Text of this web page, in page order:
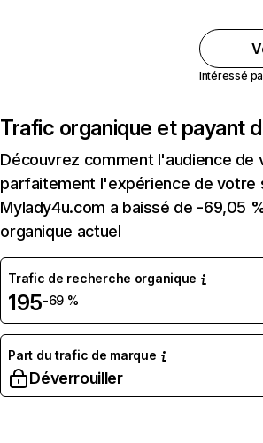
Intéressé
Trafic organique et payant
Découvrez comment l'audience
parfaitement l'expérience de votre
Mylady4u.com a baissé de -69,05
organique actuel
Trafic de recherche organique
195-69 %
Part du trafic de marque
Déverrouiller